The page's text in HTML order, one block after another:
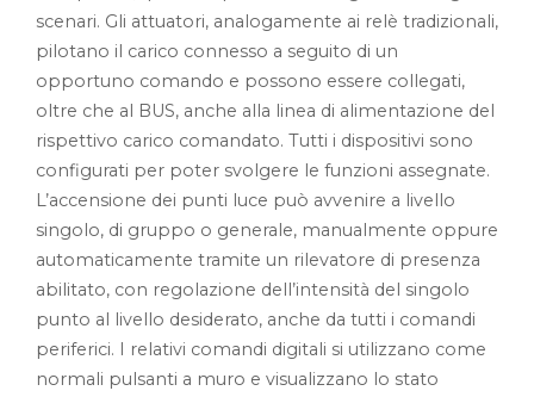
scenari. Gli attuatori, analogamente ai relè tradizionali,
pilotano il carico connesso a seguito di un
opportuno comando e possono essere collegati,
oltre che al BUS, anche alla linea di alimentazione del
rispettivo carico comandato. Tutti i dispositivi sono
configurati per poter svolgere le funzioni assegnate.
L’accensione dei punti luce può avvenire a livello
singolo, di gruppo o generale, manualmente oppure
automaticamente tramite un rilevatore di presenza
abilitato, con regolazione dell’intensità del singolo
punto al livello desiderato, anche da tutti i comandi
periferici. I relativi comandi digitali si utilizzano come
normali pulsanti a muro e visualizzano lo stato